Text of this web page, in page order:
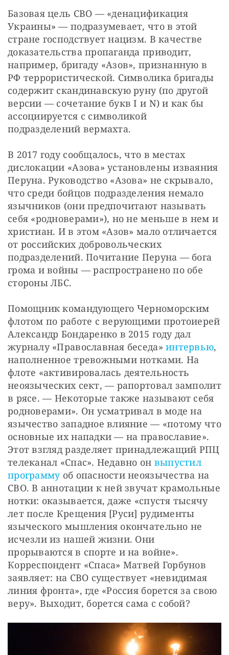
Базовая цель СВО — «денацификация
Украины» — подразумевает, что в этой
стране господствует нацизм. В качестве
доказательства пропаганда приводит,
например, бригаду «Азов», признанную в
РФ террористической. Символика бригады
содержит скандинавскую руну (по другой
версии — сочетание букв I и N) и как бы
ассоциируется с символикой
подразделений вермахта.
В 2017 году сообщалось, что в местах
дислокации «Азова» установлены изваяния
Перуна. Руководство «Азова» не скрывало,
что среди бойцов подразделения немало
язычников (они предпочитают называть
себя «родноверами»), но не меньше в нем и
христиан. И в этом «Азов» мало отличается
от российских добровольческих
подразделений. Почитание Перуна — бога
грома и войны — распространено по обе
стороны ЛБС.
Помощник командующего Черноморским
флотом по работе с верующими протоиерей
Александр Бондаренко в 2015 году дал
журналу «Православная беседа» интервью,
наполненное тревожными нотками. На
флоте «активировалась деятельность
неоязыческих сект, — рапортовал замполит
в рясе. — Некоторые также называют себя
родноверами». Он усматривал в моде на
язычество западное влияние — «потому что
основные их нападки — на православие».
Этот взгляд разделяет принадлежащий РПЦ
телеканал «Спас». Недавно он выпустил
программу об опасности неоязычества на
СВО. В аннотации к ней звучат крамольные
нотки: оказывается, даже «спустя тысячу
лет после Крещения [Руси] рудименты
языческого мышления окончательно не
исчезли из нашей жизни. Они
прорываются в спорте и на войне».
Корреспондент «Спаса» Матвей Горбунов
заявляет: на СВО существует «невидимая
линия фронта», где «Россия борется за свою
веру». Выходит, борется сама с собой?